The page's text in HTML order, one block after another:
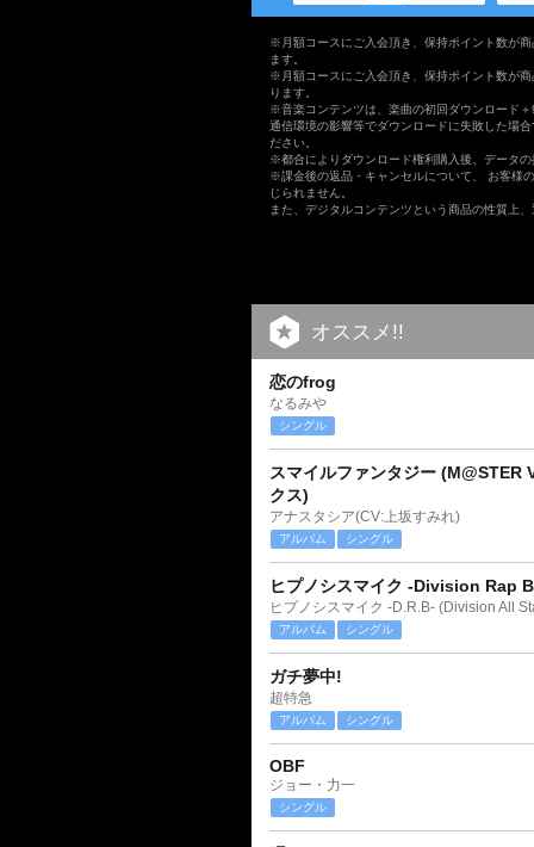
※月額コースにご入会頂き、保持ポイント数が
ます。
※月額コースにご入会頂き、保持ポイント数が
ります。
※音楽コンテンツは、楽曲の初回ダウンロード＋
通信環境の影響等でダウンロードに失敗した場
ださい。
※都合によりダウンロード権利購入後、データの
※課金後の返品・キャンセルについて、 お客様
じられません。
また、デジタルコンテンツという商品の性質上
オススメ!!
恋のfrog
なるみや
シングル
スマイルファンタジー (M@STER
クス)
アナスタシア(CV:上坂すみれ)
アルバム シングル
ヒプノシスマイク -Division Rap
ヒプノシスマイク -D.R.B- (Division All
アルバム シングル
ガチ夢中!
超特急
アルバム シングル
OBF
ジョー・力一
シングル